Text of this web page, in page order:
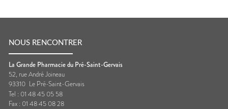
NOUS RENCONTRER
La Grande Pharmacie du Pré-Saint-Gervais
52, rue André Joineau
93310 Le Pré-Saint-Gervais
Tel : 01 48 45 05 58
Fax : 01 48 45 08 28